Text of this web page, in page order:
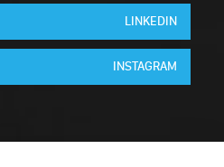
LINKEDIN
INSTAGRAM